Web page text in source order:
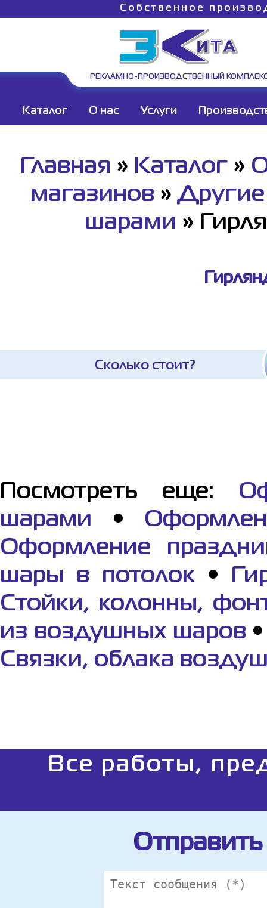
Собственное
РЕКЛАМНО-ПРОИЗВОДСТВЕННЫЙ
Каталог О нас Услуги
Главная » Каталог»
магазинов »
шарами »
Сколько стоит?
Посмотреть еще:
шарами •
Оформление
шары в потолок•
Cтойки, колонны,
из воздушных шаров
Связки, облака
Все работы,
Отправить